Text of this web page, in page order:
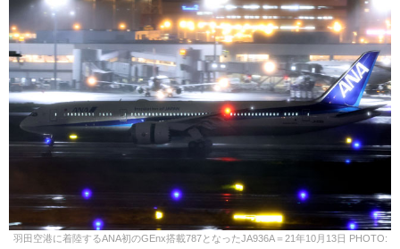
羽田空港に着陸するANA初のGEnx搭載787となったJA936A＝21年10月13日 PHOTO: